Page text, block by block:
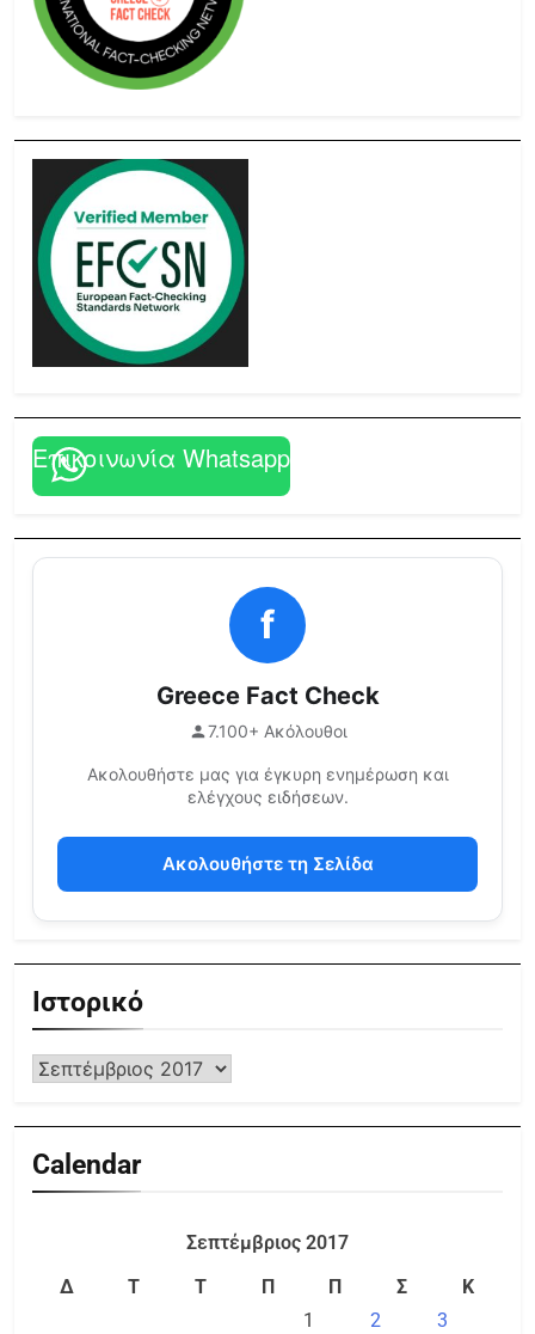
Επικοινωνία Whatsapp
f
Greece Fact Check
7.100+ Ακόλουθοι
Ακολουθήστε μας για έγκυρη ενημέρωση και
ελέγχους ειδήσεων.
Ακολουθήστε τη Σελίδα
Ιστορικό
Calendar
Σεπτέμβριος 2017
Δ
Τ Τ Π Π Σ
Κ
1
2
3